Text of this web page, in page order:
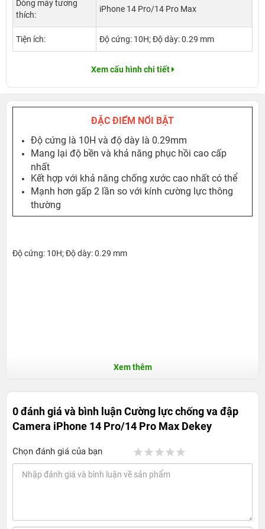
Dòng máy tương
thích:
iPhone 14 Pro/14 Pro Max
Tiện ích: Độ cứng: 10H; Độ dày: 0.29 mm
Xem cấu hình chi tiết
ĐẶC ĐIỂM NỔI BẬT
Độ cứng là 10H và độ dày là 0.29mm
Mang lại độ bền và khả năng phục hồi cao cấp
nhất
Kết hợp với khả năng chống xước cao nhất có thể
Mạnh hơn gấp 2 lần so với kính cường lực thông
thường
Độ cứng: 10H; Độ dày: 0.29 mm
Xem thêm
0 đánh giá và bình luậnCường lực chống va đập
Camera iPhone 14 Pro/14 Pro Max Dekey
Chọn đánh giá của bạn